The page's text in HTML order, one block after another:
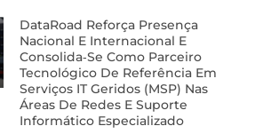
DataRoad Reforça Presença
Nacional E Internacional E
Consolida‑se Como Parceiro
Tecnológico De Referência Em
Serviços IT Geridos (MSP) Nas
Áreas De Redes E Suporte
Informático Especializado